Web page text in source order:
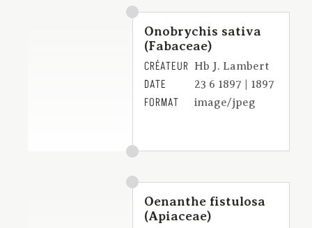
Onobrychis sativa
(Fabaceae)
CRÉATEUR Hb J. Lambert
DATE 23 6 1897 | 1897
FORMAT image/jpeg
Oenanthe fistulosa
(Apiaceae)